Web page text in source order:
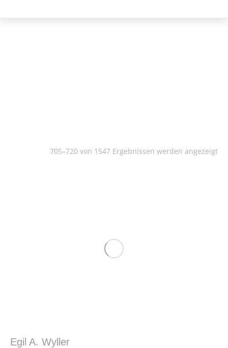
705–720 von 1547 Ergebnissen werden angezeigt
Egil A. Wyller